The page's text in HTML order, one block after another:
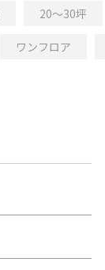
20～30坪
ワンフロア